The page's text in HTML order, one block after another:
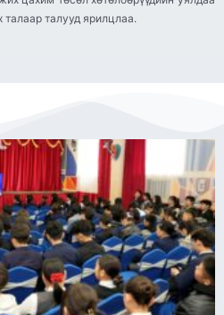
талууд ярилцлаа.